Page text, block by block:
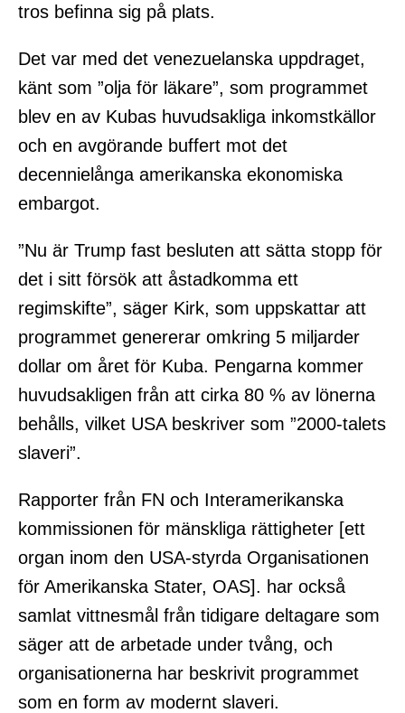
tros befinna sig på plats.
Det var med det venezuelanska uppdraget,
känt som ”olja för läkare”, som programmet
blev en av Kubas huvudsakliga inkomstkällor
och en avgörande buffert mot det
decennielånga amerikanska ekonomiska
embargot.
”Nu är Trump fast besluten att sätta stopp för
det i sitt försök att åstadkomma ett
regimskifte”, säger Kirk, som uppskattar att
programmet genererar omkring 5 miljarder
dollar om året för Kuba. Pengarna kommer
huvudsakligen från att cirka 80 % av lönerna
behålls, vilket USA beskriver som ”2000-talets
slaveri”.
Rapporter från FN och Interamerikanska
kommissionen för mänskliga rättigheter [ett
organ inom den USA-styrda Organisationen
för Amerikanska Stater, OAS]. har också
samlat vittnesmål från tidigare deltagare som
säger att de arbetade under tvång, och
organisationerna har beskrivit programmet
som en form av modernt slaveri.